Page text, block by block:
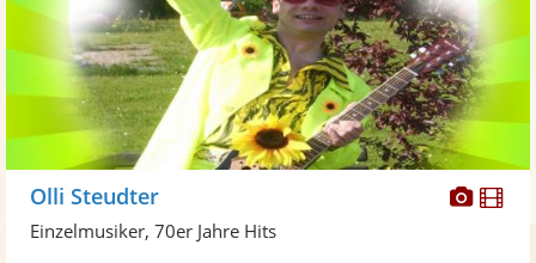
Olli Steudter
Einzelmusiker, 70er Jahre Hits